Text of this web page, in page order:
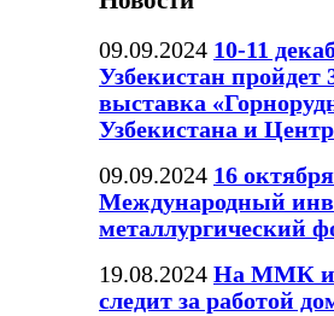
09.09.2024 10-11
Узбекистан
выставка
Узбекистана и
09.09.2024 16
Международный
металлургический
19.08.2024 На ММК
следит за работой